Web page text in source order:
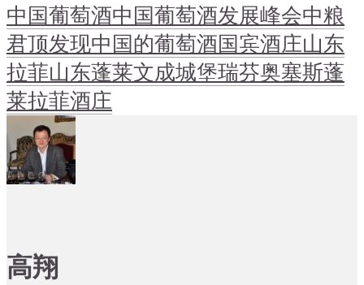
中国葡萄酒中国葡萄酒发展峰会中粮
君顶发现中国的葡萄酒国宾酒庄山东
拉菲山东蓬莱文成城堡瑞芬奥塞斯蓬
莱拉菲酒庄
高翔